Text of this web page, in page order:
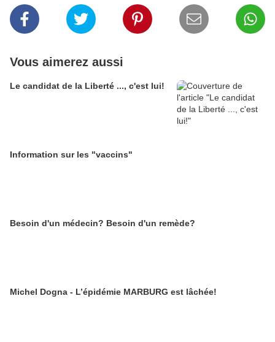
Vous aimerez aussi
Le candidat de la Liberté ..., c'est lui!
Information sur les "vaccins"
Besoin d'un médecin? Besoin d'un remède?
Michel Dogna - L’épidémie MARBURG est lâchée!